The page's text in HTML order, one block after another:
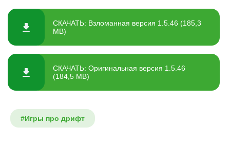
СКАЧАТЬ: Взломанная версия 1.5.46 (185,3
MB)
СКАЧАТЬ: Оригинальная версия 1.5.46
(184,5 MB)
#Игры про дрифт